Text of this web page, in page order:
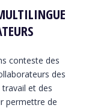
conteste des
des
et des
permettre de